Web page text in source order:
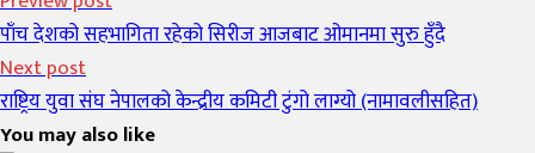
पाँच देशको सहभागिता रहेको सिरीज आजबाट ओमानमा सुरु हुँदै
Next post
राष्ट्रिय युवा संघ नेपालको केन्द्रीय कमिटी टुंगो लाग्यो (नामावलीसहित)
You may also like